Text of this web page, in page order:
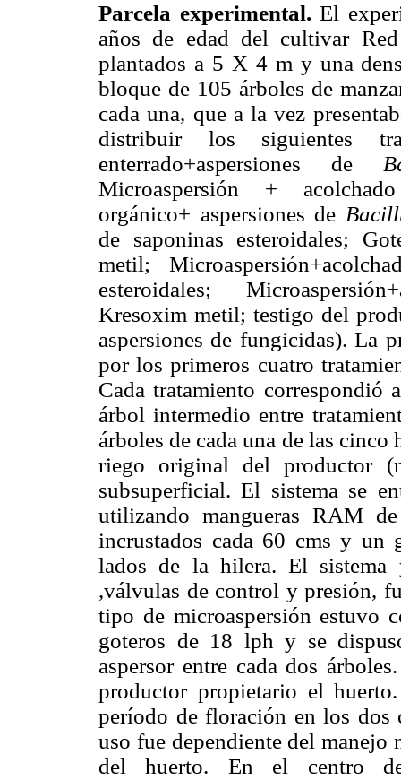
Parcela experimental.El
años de edad del cultivar
plantados a 5 X 4 m y una
bloque de 105 árboles de
cada una, que a la vez
distribuir los siguientes
enterrado+aspersiones de
Microaspersión +
orgánico+ aspersiones de
de saponinas esteroidales;
metil;
esteroidales;
Kresoxim metil; testigo del
aspersiones de fungicidas). La
por los primeros cuatro
Cada tratamiento correspondió
árbol intermedio entre
árboles de cada una de las
riego original del productor
subsuperficial. El sistema se
utilizando mangueras RAM
incrustados cada 60 cms y un
lados de la hilera. El sistema
,válvulas de control y presión,
tipo de microaspersión estuvo
goteros de 18 lph y se
aspersor entre cada dos
productor propietario el
período de floración en los
uso fue dependiente del
del huerto. En el centro